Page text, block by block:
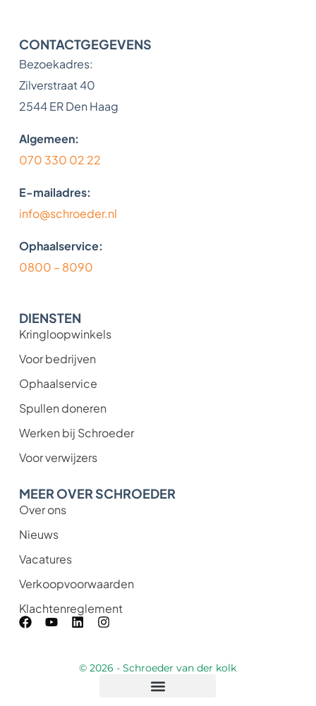
CONTACTGEGEVENS
Bezoekadres:
Zilverstraat 40
2544 ER Den Haag
Algemeen:
070 330 02 22
E-mailadres:
info@schroeder.nl
Ophaalservice:
0800 – 8090
DIENSTEN
Kringloopwinkels
Voor bedrijven
Ophaalservice
Spullen doneren
Werken bij Schroeder
Voor verwijzers
MEER OVER SCHROEDER
Over ons
Nieuws
Vacatures
Verkoopvoorwaarden
Klachtenreglement
© 2026 - Schroeder van der kolk